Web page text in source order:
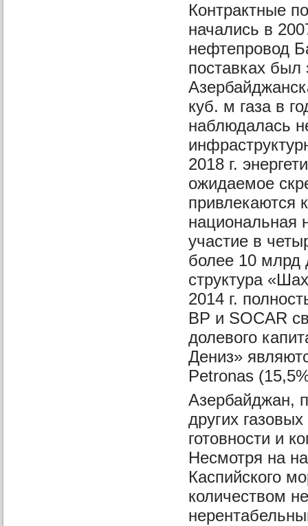
Контрактные
начались в
нефтепровод
поставках
куб. м газа в
наблюдалась
2018 г.
ожидаемое
привлекаются
национальная
участие в
более 10 млрд
структура
2014 г.
BP и SOCAR
долевого
Дениз»
Petronas
Азербайджан,
других
готовности и
Несмотря на
Каспийского
количеством